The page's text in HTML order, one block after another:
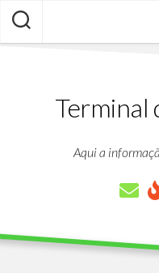
Skip
content
Terminal
Aqui a